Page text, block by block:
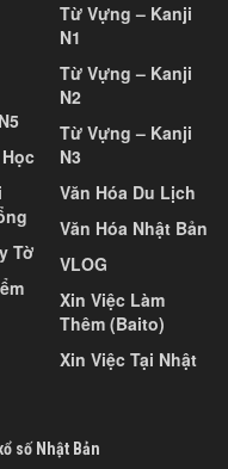
Tờ
Từ Vựng – Kanji
N1
Từ Vựng – Kanji
N2
Từ Vựng – Kanji
N3
Văn Hóa Du Lịch
Văn Hóa Nhật Bản
VLOG
Xin Việc Làm
Thêm (Baito)
Xin Việc Tại Nhật
số Nhật Bản